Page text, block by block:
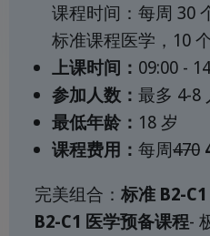
课程时间：每周 30
标准课程医学，10
上课时间： 09:00 -
参加人数： 最多 4-8
最低年龄： 18 岁
课程费用： 每周470
完美组合： 标准 B2-
B2-C1 医学预备课程-